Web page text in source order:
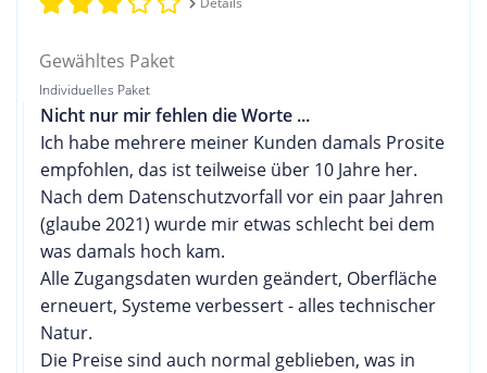
Gewähltes Paket
Individuelles Paket
Nicht nur mir fehlen die Worte ...
Ich habe mehrere meiner Kunden damals Prosite
empfohlen, das ist teilweise über 10 Jahre her.
Nach dem Datenschutzvorfall vor ein paar Jahren
(glaube 2021) wurde mir etwas schlecht bei dem
was damals hoch kam.
Alle Zugangsdaten wurden geändert, Oberfläche
erneuert, Systeme verbessert - alles technischer
Natur.
Die Preise sind auch normal geblieben, was in